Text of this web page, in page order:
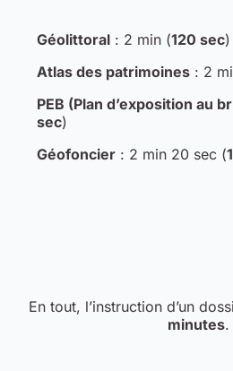
Géolittoral: 2 min (120 sec)
Atlas des patrimoines: 2
PEB (Plan d’exposition au
sec)
Géofoncier: 2 min 20 sec (
En tout, l’instruction d’un
minutes.